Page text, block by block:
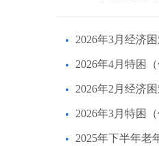
2026年3月经济
2026年4月特困
2026年2月经济
2026年3月特困
2025年下半年老